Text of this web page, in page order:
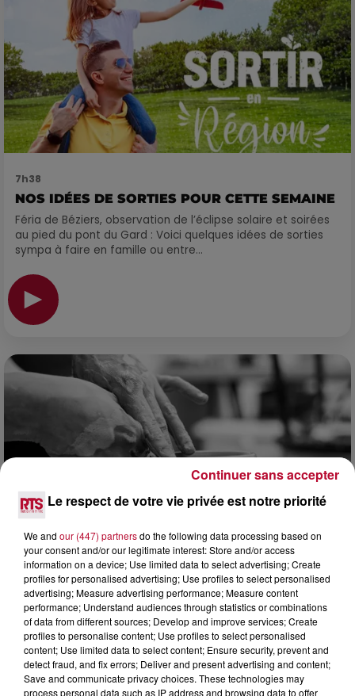
7h38
NOS IDÉES DE SORTIES POUR CETTE SEMAINE
Féria de Béziers, observation de l’éclipse solaire et soirées
au pied du pont du Gard : Voici quelques idées de sorties
sympa à faire en famille ou entre...
8 août 2026
OCCITANIE : CET ÉTÉ, LA CRÉATION S'EXPOSE
DANS LES ATELIERS D'ARTISANS
Marre des plages bondées et des visites au pas de charge
? La Chambre de Métiers et de l’Artisanat Occitanie
propose une alternative bien plus vivante :...
Le respect de votre vie privée est notre priorité
We and our (447) partnersdo the following data processing based on
your consent and/or our legitimate interest: Store and/or access
information on a device; Use limited data to select advertising; Create
profiles for personalised advertising; Use profiles to select personalised
advertising; Measure advertising performance; Measure content
performance; Understand audiences through statistics or combinations
of data from different sources; Develop and improve services; Create
profiles to personalise content; Use profiles to select personalised
content; Use limited data to select content; Ensure security, prevent and
detect fraud, and fix errors; Deliver and present advertising and content;
Save and communicate privacy choices. These technologies may
process personal data such as IP address and browsing data to offer
Continuer sans accepter